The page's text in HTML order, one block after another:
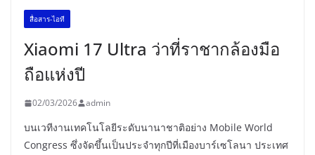
สื่อสาร-ไอที
Xiaomi 17 Ultra ว่าที่ราชากล้องมือ
ถือแห่งปี
02/03/2026 admin
บนเวทีงานเทคโนโลยีระดับนานาชาติอย่าง Mobile World
Congress ซึ่งจัดขึ้นเป็นประจำทุกปีที่เมืองบาร์เซโลนา ประเทศ